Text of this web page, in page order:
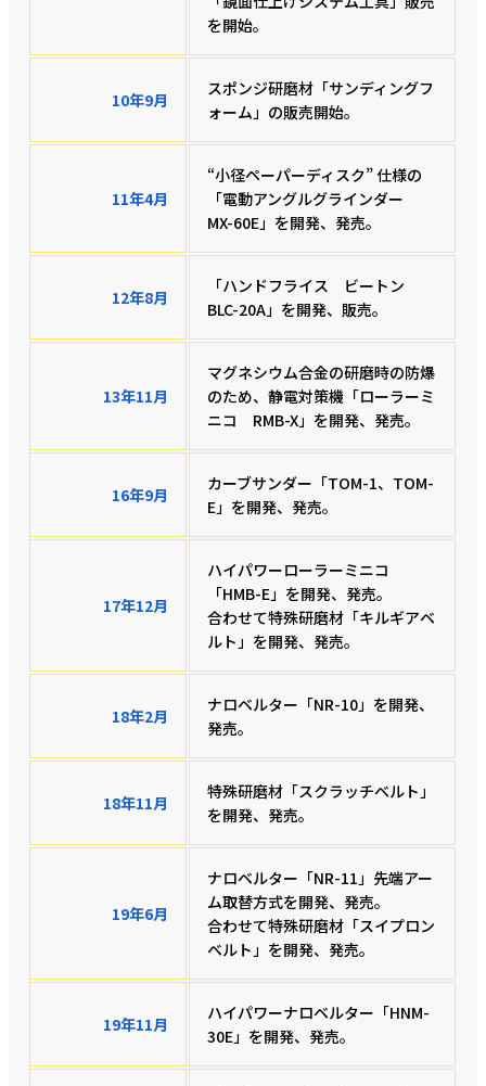
を開始。
10年9月
スポンジ研磨材「サンディングフ
ォーム」の販売開始。
11年4月
“小径ペーパーディスク” 仕様の
「電動アングルグラインダー
MX-60E」を開発、発売。
12年8月
「ハンドフライス ビートン
BLC-20A」を開発、販売。
13年11月
マグネシウム合金の研磨時の防爆
のため、静電対策機「ローラーミ
ニコ RMB-X」を開発、発売。
16年9月
カーブサンダー「TOM-1、TOM-
E」を開発、発売。
17年12月
ハイパワーローラーミニコ
「HMB-E」を開発、発売。
合わせて特殊研磨材「キルギアベ
ルト」を開発、発売。
18年2月
ナロベルター「NR-10」を開発、
発売。
18年11月
特殊研磨材「スクラッチベルト」
を開発、発売。
19年6月
ナロベルター「NR-11」先端アー
ム取替方式を開発、発売。
合わせて特殊研磨材「スイプロン
ベルト」を開発、発売。
19年11月
ハイパワーナロベルター「HNM-
30E」を開発、発売。